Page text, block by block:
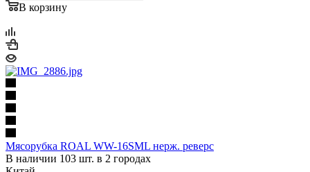
В корзину
Мясорубка ROAL WW-16SML нерж. реверс
В наличии 103 шт. в 2 городах